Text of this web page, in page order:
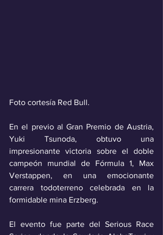
Foto cortesía Red Bull.
En el previo al Gran Premio de Austria,
Yuki Tsunoda, obtuvo una
impresionante victoria sobre el doble
campeón mundial de Fórmula 1, Max
Verstappen, en una emocionante
carrera todoterreno celebrada en la
formidable mina Erzberg.
El evento fue parte del Serious Race